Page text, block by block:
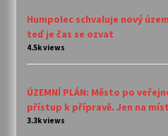
Humpolec schvaluje nový
teď je čas se ozvat
4.5k views
ÚZEMNÍ PLÁN: Město po
přístup k přípravě. Jen na
3.3k views